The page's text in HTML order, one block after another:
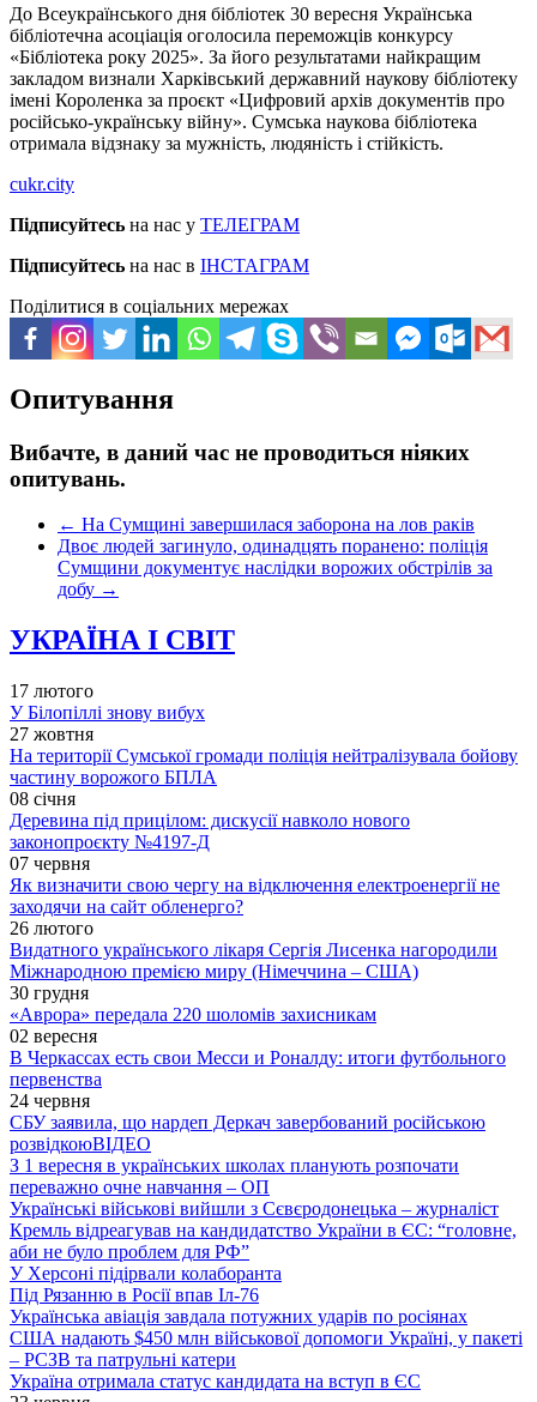
До Всеукраїнського дня бібліотек 30 вересня Українська
бібліотечна асоціація оголосила переможців конкурсу
«Бібліотека року 2025». За його результатами найкращим
закладом визнали Харківський державний наукову бібліотеку
імені Короленка за проєкт «Цифровий архів документів про
російсько-українську війну». Сумська наукова бібліотека
отримала відзнаку за мужність, людяність і стійкість.
cukr.city
Підписуйтесь на нас у ТЕЛЕГРАМ
Підписуйтесь на нас в ІНСТАГРАМ
Поділитися в соціальних мережах
Опитування
Вибачте, в даний час не проводиться ніяких
опитувань.
← На Сумщині завершилася заборона на лов раків
Двоє людей загинуло, одинадцять поранено: поліція
Сумщини документує наслідки ворожих обстрілів за
добу →
УКРАЇНА І СВІТ
17 лютого
У Білопіллі знову вибух
27 жовтня
На території Сумської громади поліція нейтралізувала бойову
частину ворожого БПЛА
08 січня
Деревина під прицілом: дискусії навколо нового
законопроєкту №4197-Д
07 червня
Як визначити свою чергу на відключення електроенергії не
заходячи на сайт обленерго?
26 лютого
Видатного українського лікаря Сергія Лисенка нагородили
Міжнародною премією миру (Німеччина – США)
30 грудня
«Аврора» передала 220 шоломів захисникам
02 вересня
В Черкассах есть свои Месси и Роналду: итоги футбольного
первенства
24 червня
СБУ заявила, що нардеп Деркач завербований російською
розвідкоюВІДЕО
З 1 вересня в українських школах планують розпочати
переважно очне навчання – ОП
Українські військові вийшли з Сєвєродонецька – журналіст
Кремль відреагував на кандидатство України в ЄС: “головне,
аби не було проблем для РФ”
У Херсоні підірвали колаборанта
Під Рязанню в Росії впав Іл-76
Українська авіація завдала потужних ударів по росіянах
США надають $450 млн військової допомоги Україні, у пакеті
– РСЗВ та патрульні катери
Україна отримала статус кандидата на вступ в ЄС